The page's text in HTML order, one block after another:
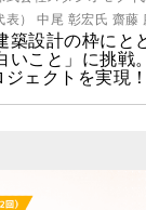
表） 中尾 彰宏氏 齋藤
築設計の枠にと
いこと」に挑戦
ェクトを実現！